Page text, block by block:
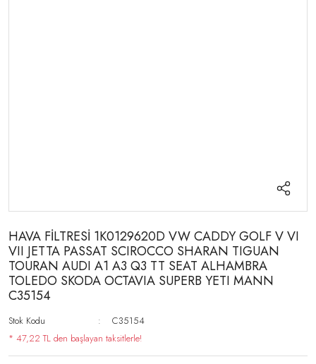
HAVA FİLTRESİ 1K0129620D VW CADDY GOLF V VI
VII JETTA PASSAT SCIROCCO SHARAN TIGUAN
TOURAN AUDI A1 A3 Q3 TT SEAT ALHAMBRA
TOLEDO SKODA OCTAVIA SUPERB YETI MANN
C35154
Stok Kodu
C35154
* 47,22 TL den başlayan taksitlerle!